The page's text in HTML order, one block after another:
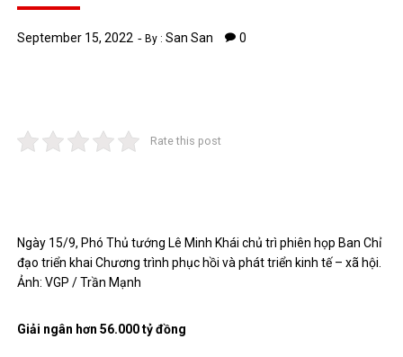
September 15, 2022 By :San San 0
Rate this post
Ngày 15/9, Phó Thủ tướng Lê Minh Khái chủ trì phiên họp Ban Chỉ
đạo triển khai Chương trình phục hồi và phát triển kinh tế – xã hội.
Ảnh: VGP / Trần Mạnh
Giải ngân hơn 56.000 tỷ đồng